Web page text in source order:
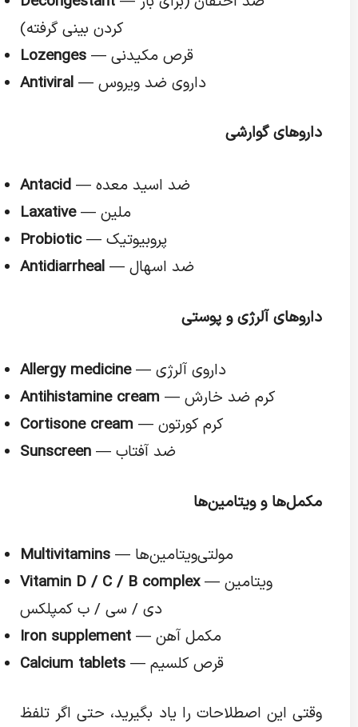
کردن بینی گرفته)
Lozenges
— قرص مکیدنی
Antiviral
— داروی ضد ویروس
داروهای گوارشی
Antacid
— ضد اسید معده
Laxative
— ملین
Probiotic
— پروبیوتیک
Antidiarrheal
— ضد اسهال
داروهای آلرژی و پوستی
Allergy medicine
— داروی آلرژی
Antihistamine cream
— کرم ضد خارش
Cortisone cream
— کرم کورتون
Sunscreen
— ضد آفتاب
مکمل‌ها و ویتامین‌ها
Multivitamins
— مولتی‌ویتامین‌ها
Vitamin D / C / B complex— ویتامین
دی / سی / ب کمپلکس
Iron supplement
— مکمل آهن
Calcium tablets
— قرص کلسیم
وقتی این اصطلاحات را یاد بگیرید، حتی اگر تلفظ